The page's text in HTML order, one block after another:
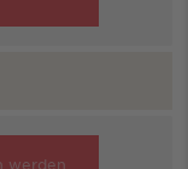
werden